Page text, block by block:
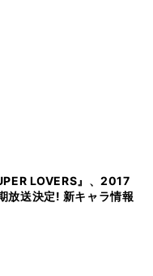
LOVERS』、2017
放送決定! 新キャラ情報